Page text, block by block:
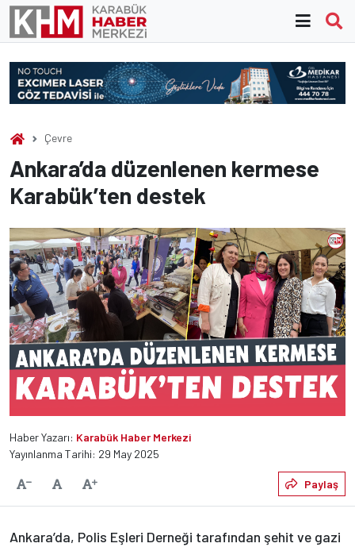
Skip
content
Çevre
Ankara’da düzenlenen kermese
Karabük’ten destek
Haber Yazarı: Karabük Haber Merkezi
Yayınlanma Tarihi: 29 May 2025
Yazıyı KüçültVarsayılanYazıyı Büyüt Paylaş
Ankara’da, Polis Eşleri Derneği tarafından şehit ve gazi